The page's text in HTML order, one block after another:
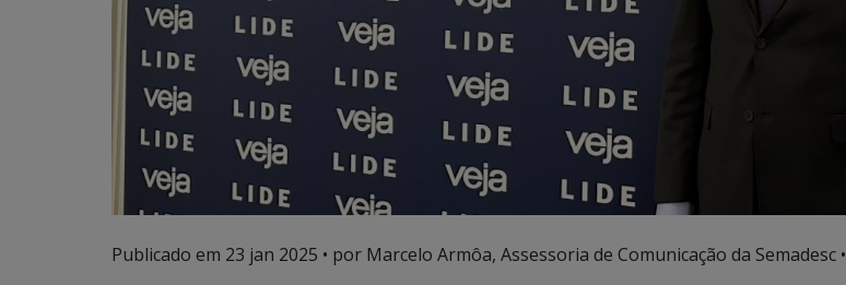
Publicado em 23 jan 2025 • por Marcelo Armôa, Assessoria de Comunicação da Semadesc •